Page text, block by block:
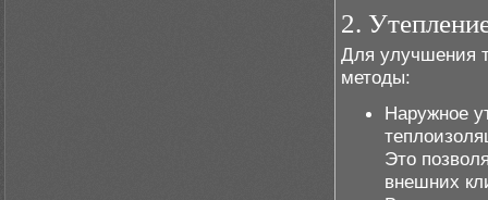
2.
Для улучшения
методы:
Наружное
Это
внешних